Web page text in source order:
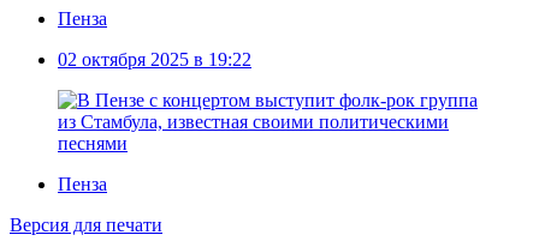
Пенза
02 октября 2025 в 19:22
Пенза
Версия для печати